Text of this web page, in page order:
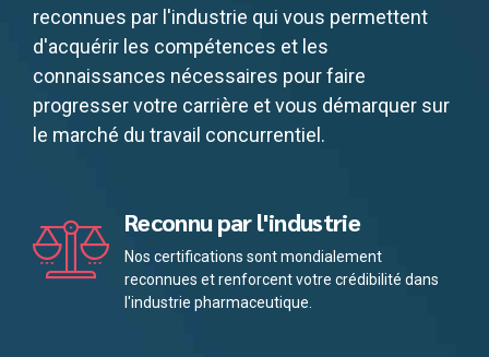
reconnues par l'industrie qui vous permettent
d'acquérir les compétences et les
connaissances nécessaires pour faire
progresser votre carrière et vous démarquer sur
le marché du travail concurrentiel.
Reconnu par l'industrie
Nos certifications sont mondialement
reconnues et renforcent votre crédibilité dans
l'industrie pharmaceutique.